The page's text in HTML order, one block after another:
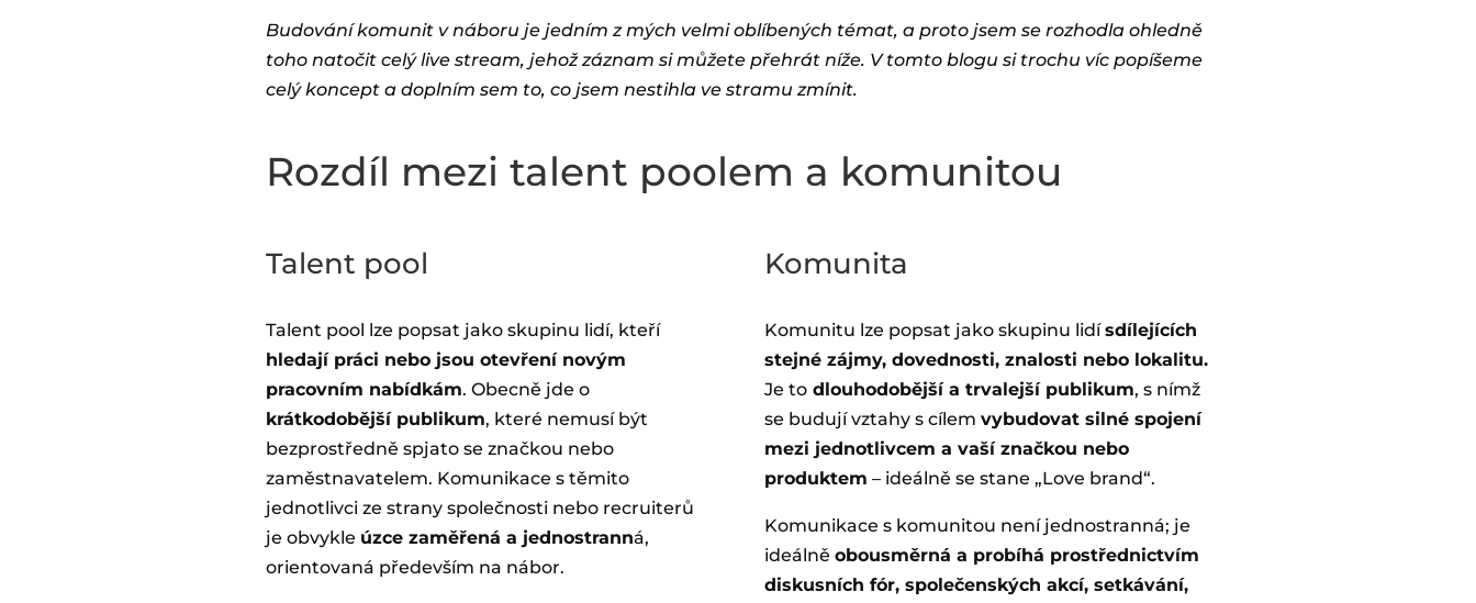
Budování komunit v náboru je jedním z mých velmi oblíbených témat, a proto jsem se rozhodla ohledně
toho natočit celý live stream, jehož záznam si můžete přehrát níže. V tomto blogu si trochu víc popíšeme
celý koncept a doplním sem to, co jsem nestihla ve stramu zmínit.
Rozdíl mezi talent poolem a komunitou
Talent pool
Talent pool lze popsat jako skupinu lidí, kteří
hledají práci nebo jsou otevření novým
pracovním nabídkám. Obecně jde o
krátkodobější publikum, které nemusí být
bezprostředně spjato se značkou nebo
zaměstnavatelem. Komunikace s těmito
jednotlivci ze strany společnosti nebo recruiterů
je obvykle úzce zaměřená a jednostranná,
orientovaná především na nábor.
Komunita
Komunitu lze popsat jako skupinu lidísdílejících
stejné zájmy, dovednosti, znalosti nebo lokalitu.
Je todlouhodobější a trvalejší publikum, s nímž
se budují vztahy s cílem vybudovat silné spojení
mezi jednotlivcem a vaší značkou nebo
produktem – ideálně se stane „Love brand“.
Komunikace s komunitou není jednostranná; je
ideálně obousměrná a probíhá prostřednictvím
diskusních fór, společenských akcí, setkávání,